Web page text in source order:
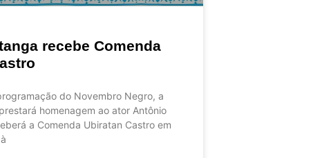
recebe Comenda
do Novembro Negro, a
homenagem ao ator Antônio
a Comenda Ubiratan Castro em